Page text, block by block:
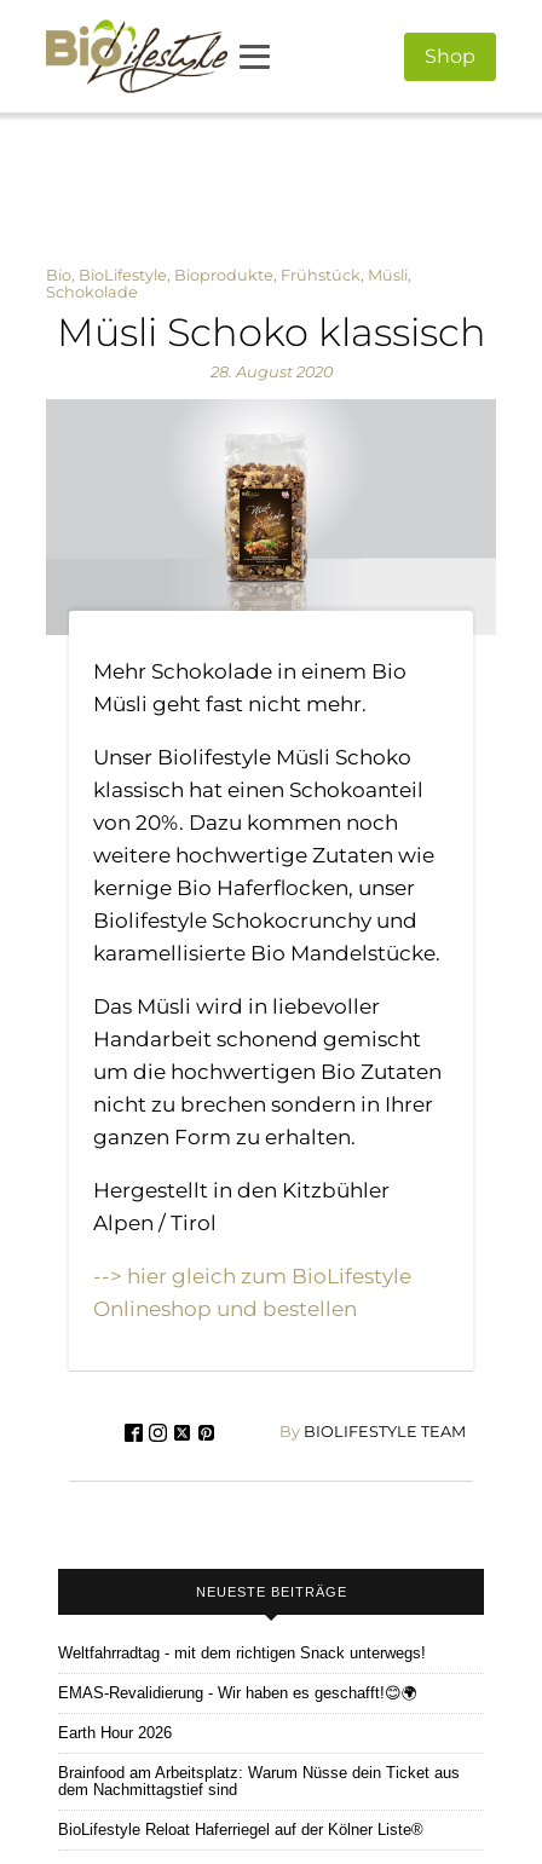
Shop
Bio, BioLifestyle, Bioprodukte, Frühstück, Müsli,
Schokolade
Müsli Schoko klassisch
28. August 2020
Mehr Schokolade in einem Bio
Müsli geht fast nicht mehr.
Unser Biolifestyle Müsli Schoko
klassisch hat einen Schokoanteil
von 20%. Dazu kommen noch
weitere hochwertige Zutaten wie
kernige Bio Haferflocken, unser
Biolifestyle Schokocrunchy und
karamellisierte Bio Mandelstücke.
Das Müsli wird in liebevoller
Handarbeit schonend gemischt
um die hochwertigen Bio Zutaten
nicht zu brechen sondern in Ihrer
ganzen Form zu erhalten.
Hergestellt in den Kitzbühler
Alpen / Tirol
--> hier gleich zum BioLifestyle
Onlineshop und bestellen
ByBIOLIFESTYLE TEAM
NEUESTE BEITRÄGE
Weltfahrradtag - mit dem richtigen Snack unterwegs!
EMAS-Revalidierung - Wir haben es geschafft!😊🌍
Earth Hour 2026
Brainfood am Arbeitsplatz: Warum Nüsse dein Ticket aus
dem Nachmittagstief sind
BioLifestyle Reloat Haferriegel auf der Kölner Liste®